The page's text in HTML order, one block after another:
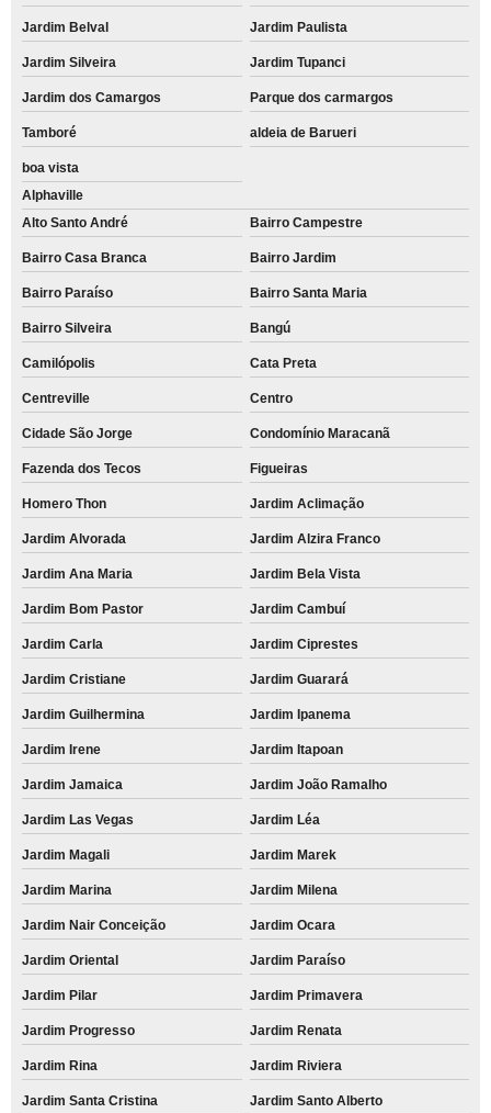
Jardim Belval Jardim Paulista
Jardim Silveira Jardim Tupanci
Jardim dos Camargos Parque dos carmargos
Tamboré aldeia de Barueri
boa vista
Alphaville
Alto Santo André
Bairro Campestre
Bairro Casa Branca Bairro Jardim
Bairro Paraíso Bairro Santa Maria
Bairro Silveira Bangú
Camilópolis Cata Preta
Centreville Centro
Cidade São Jorge Condomínio Maracanã
Fazenda dos Tecos Figueiras
Homero Thon Jardim Aclimação
Jardim Alvorada Jardim Alzira Franco
Jardim Ana Maria Jardim Bela Vista
Jardim Bom Pastor Jardim Cambuí
Jardim Carla Jardim Ciprestes
Jardim Cristiane Jardim Guarará
Jardim Guilhermina Jardim Ipanema
Jardim Irene Jardim Itapoan
Jardim Jamaica Jardim João Ramalho
Jardim Las Vegas Jardim Léa
Jardim Magali Jardim Marek
Jardim Marina Jardim Milena
Jardim Nair Conceição Jardim Ocara
Jardim Oriental Jardim Paraíso
Jardim Pilar Jardim Primavera
Jardim Progresso Jardim Renata
Jardim Rina Jardim Riviera
Jardim Santa Cristina Jardim Santo Alberto